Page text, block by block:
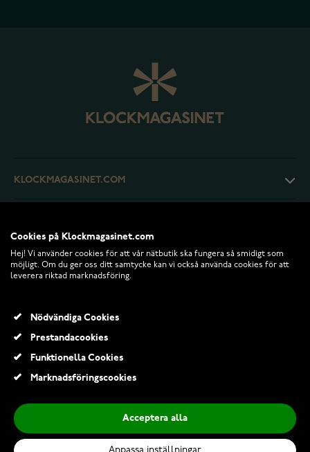
KLOCKMAGASINET.COM
RETURER OCH VILLKOR
Cookies på Klockmagasinet.com
Hej! Vi använder cookies för att vår nätbutik ska fungera så smidigt som
möjligt. Om du ger oss ditt samtycke kan vi också använda cookies för att
leverera riktad marknadsföring.
Nödvändiga Cookies
Prestandacookies
Funktionella Cookies
Marknadsföringscookies
Acceptera alla